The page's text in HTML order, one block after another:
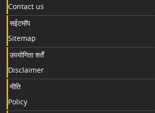
Contact us
सईटमॉप
Sitemap
उपयोगिता शर्तें
Disclaimer
नीति
Policy